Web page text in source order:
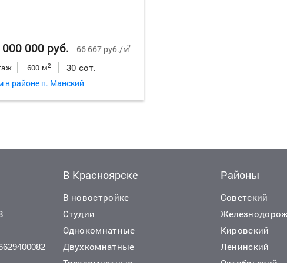
000 руб. 66 667 руб./м2
600 м2 30 сот.
в районе п. Манский
000 руб. 39 877 руб./м2 7 500 000 руб. 24 752
В Красноярске
В новостройке
Студии
Однокомнатные
Двухкомнатные
Районы
Советский
Кировский
Ленинский